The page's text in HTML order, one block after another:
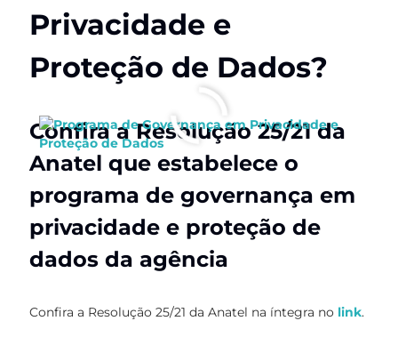
Privacidade e
Proteção de Dados?
Confira a Resolução 25/21 da
Anatel que estabelece o
programa de governança em
privacidade e proteção de
dados da agência
Confira a Resolução 25/21 da Anatel na íntegra no link.